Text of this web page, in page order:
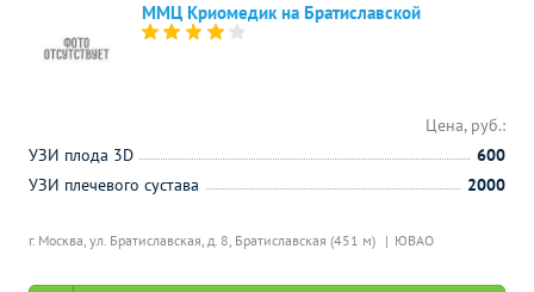
ММЦ Криомедик на Братиславской
г. Москва, ул. Братиславская, д. 8, Братиславская (451 м) ЮВАО
Цена, руб.:
УЗИ плода 3D
600
УЗИ плечевого сустава
2000